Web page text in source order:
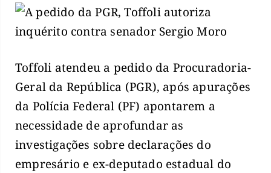
Toffoli atendeu a pedido da Procuradoria-
Geral da República (PGR), após apurações
da Polícia Federal (PF) apontarem a
necessidade de aprofundar as
investigações sobre declarações do
empresário e ex-deputado estadual do